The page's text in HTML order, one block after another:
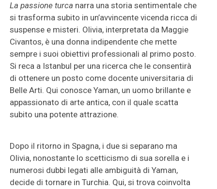
La passione turca narra una storia sentimentale che
si trasforma subito in un’avvincente vicenda ricca di
suspense e misteri. Olivia, interpretata da Maggie
Civantos, è una donna indipendente che mette
sempre i suoi obiettivi professionali al primo posto.
Si reca a Istanbul per una ricerca che le consentirà
di ottenere un posto come docente universitaria di
Belle Arti. Qui conosce Yaman, un uomo brillante e
appassionato di arte antica, con il quale scatta
subito una potente attrazione.
Dopo il ritorno in Spagna, i due si separano ma
Olivia, nonostante lo scetticismo di sua sorella e i
numerosi dubbi legati alle ambiguità di Yaman,
decide di tornare in Turchia. Qui, si trova coinvolta